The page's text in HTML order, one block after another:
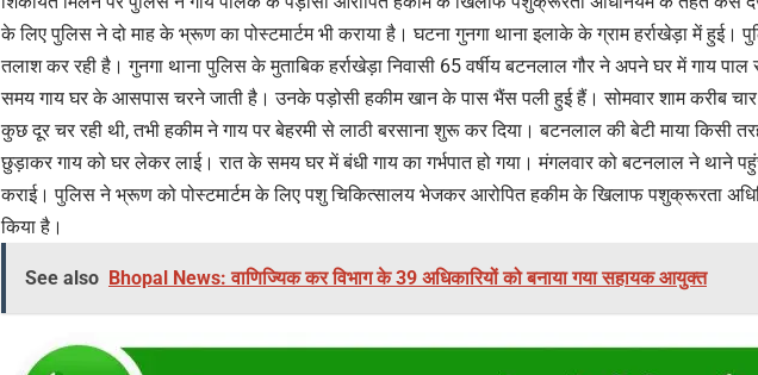
के लिए पुलिस ने दो माह के भ्रूण का पोस्टमार्टम भी कराया है। घटना गुनगा थाना इलाके के ग्राम हर्राखेड़ा में हुई।
तलाश कर रही है। गुनगा थाना पुलिस के मुताबिक हर्राखेड़ा निवासी 65 वर्षीय बटनलाल गौर ने अपने घर में गाय
समय गाय घर के आसपास चरने जाती है। उनके पड़ोसी हकीम खान के पास भैंस पली हुई हैं। सोमवार शाम करीब
कुछ दूर चर रही थी, तभी हकीम ने गाय पर बेहरमी से लाठी बरसाना शुरू कर दिया। बटनलाल की बेटी माया किसी
छुड़ाकर गाय को घर लेकर लाई। रात के समय घर में बंधी गाय का गर्भपात हो गया। मंगलवार को बटनलाल ने थाने
कराई। पुलिस ने भ्रूण को पोस्टमार्टम के लिए पशु चिकित्सालय भेजकर आरोपित हकीम के खिलाफ पशुक्रूरता
किया है।
See also Bhopal News: वाणिज्यिक कर विभाग के 39 अधिकारियों को बनाया गया सहायक आयुक्त